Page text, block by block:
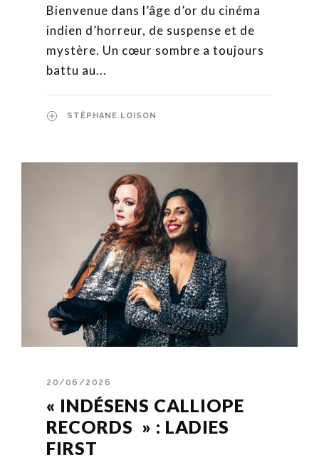
Bienvenue dans l’âge d’or du cinéma
indien d’horreur, de suspense et de
mystère. Un cœur sombre a toujours
battu au...
STÉPHANE LOISON
20/06/2026
« INDÉSENS CALLIOPE
RECORDS » : LADIES
FIRST